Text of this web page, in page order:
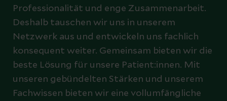
Professionalität und enge Zusammenarbeit.
Deshalb tauschen wir uns in unserem
Netzwerk aus und entwickeln uns fachlich
konsequent weiter. Gemeinsam bieten wir die
beste Lösung für unsere Patient:innen. Mit
unseren gebündelten Stärken und unserem
Fachwissen bieten wir eine vollumfängliche